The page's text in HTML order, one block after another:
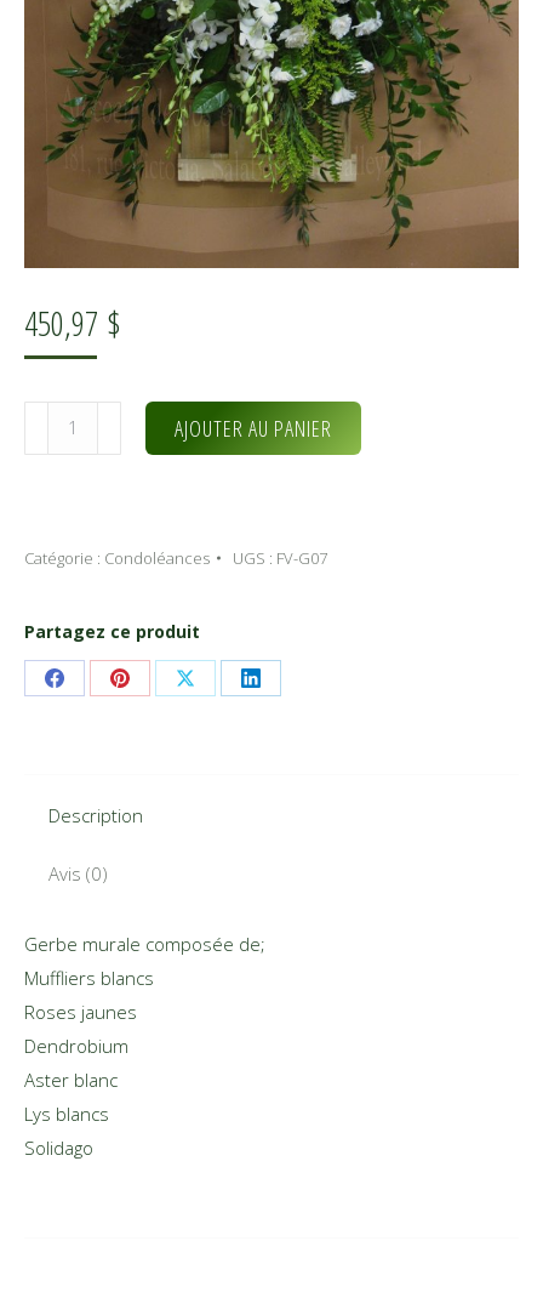
450,97 $
quantité
de
2
G07)
AJOUTER AU PANIER
Catégorie : Condoléances UGS : FV-G07
Partagez ce produit
Share Share Share Share
Description
Avis (0)
Gerbe murale composée de;
Muffliers blancs
Roses jaunes
Dendrobium
Aster blanc
Lys blancs
Solidago